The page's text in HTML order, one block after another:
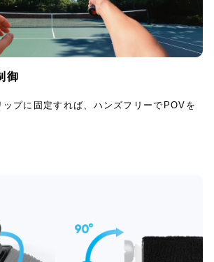
御
プに固定すれば、ハンズフリーでPOVを